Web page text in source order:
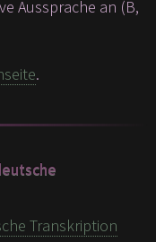
Aussprache an (B,
.
Transkription